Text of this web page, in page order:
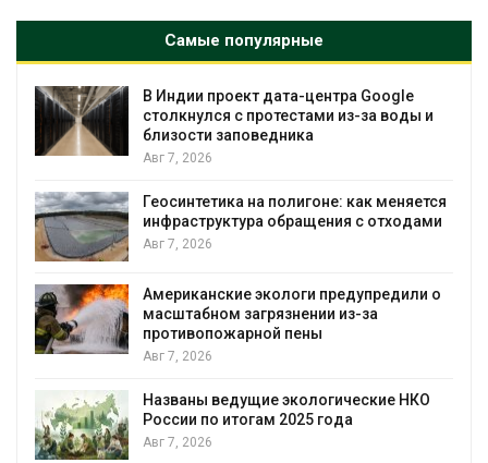
Самые популярные
В Индии проект дата-центра Google
столкнулся с протестами из-за воды и
близости заповедника
Авг 7, 2026
Геосинтетика на полигоне: как меняется
инфраструктура обращения с отходами
Авг 7, 2026
Американские экологи предупредили о
масштабном загрязнении из-за
противопожарной пены
Авг 7, 2026
Названы ведущие экологические НКО
России по итогам 2025 года
Авг 7, 2026